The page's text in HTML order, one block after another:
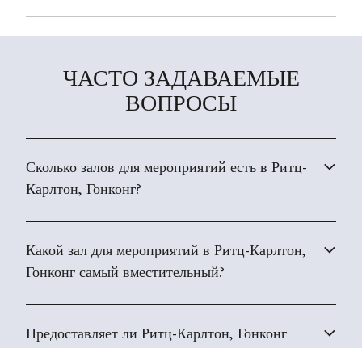
ЧАСТО ЗАДАВАЕМЫЕ
ВОПРОСЫ
Сколько залов для мероприятий есть в Ритц-
Карлтон, Гонконг?
Какой зал для мероприятий в Ритц-Карлтон,
Гонконг самый вместительный?
Предоставляет ли Ритц-Карлтон, Гонконг